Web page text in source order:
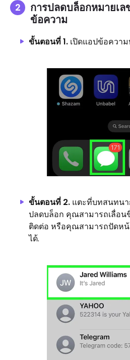
การปลดบล็อกหมายเ
ข้อความ
ขั้นตอนที่ 1. เปิดแอปข้อควา
ขั้นตอนที่ 2. แตะที่บทสนทน
ปลดบล็อก คุณสามารถเลื่อน
ติดต่อ หรือคุณสามารถปัดห
ได้.